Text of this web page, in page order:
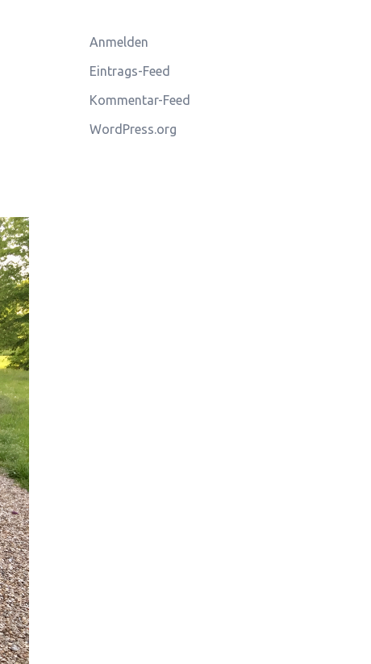
Anmelden
Eintrags-Feed
Kommentar-Feed
WordPress.org